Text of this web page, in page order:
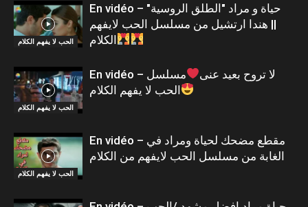
الحب لا يفهم الكلام
En vidéo – حياة و مراد "الطلق الروسية"
|| هندا ارتشيل من مسلسل الحب لايفهم
الكلام
الحب لا يفهم الكلام
En vidéo – لا تروح بعيد عنى
مسلسل
الحب لا يفهم الكلام
الحب لا يفهم الكلام
En vidéo – مقطع مضحك لحياة ومراد في
الغابة من مسلسل الحب لايفهم من الكلام